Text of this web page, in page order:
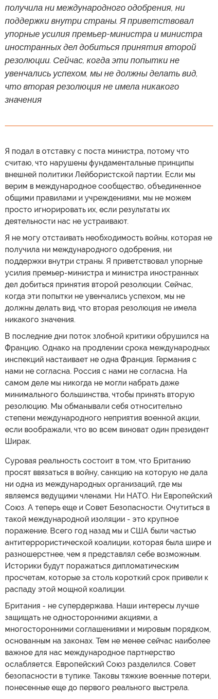
получила ни международного одобрения, ни
поддержки внутри страны. Я приветствовал
упорные усилия премьер-министра и министра
иностранных дел добиться принятия второй
резолюции. Сейчас, когда эти попытки не
увенчались успехом, мы не должны делать вид,
что вторая резолюция не имела никакого
значения
Я подал в отставку с поста министра, потому что
считаю, что нарушены фундаментальные принципы
внешней политики Лейбористской партии. Если мы
верим в международное сообщество, объединенное
общими правилами и учреждениями, мы не можем
просто игнорировать их, если результаты их
деятельности нас не устраивают.
Я не могу отстаивать необходимость войны, которая не
получила ни международного одобрения, ни
поддержки внутри страны. Я приветствовал упорные
усилия премьер-министра и министра иностранных
дел добиться принятия второй резолюции. Сейчас,
когда эти попытки не увенчались успехом, мы не
должны делать вид, что вторая резолюция не имела
никакого значения.
В последние дни поток злобной критики обрушился на
Францию. Однако на продлении срока международных
инспекций настаивает не одна Франция. Германия с
нами не согласна. Россия с нами не согласна. На
самом деле мы никогда не могли набрать даже
минимального большинства, чтобы принять вторую
резолюцию. Мы обманывали себя относительно
степени международного неприятия военной акции,
если воображали, что во всем виноват один президент
Ширак.
Суровая реальность состоит в том, что Британию
просят ввязаться в войну, санкцию на которую не дала
ни одна из международных организаций, где мы
являемся ведущими членами. Ни НАТО. Ни Европейский
Союз. А теперь еще и Совет Безопасности. Очутиться в
такой международной изоляции - это крупное
поражение. Всего год назад мы и США были частью
антитеррористической коалиции, которая была шире и
разношерстнее, чем я представлял себе возможным.
Историки будут поражаться дипломатическим
просчетам, которые за столь короткий срок привели к
распаду этой мощной коалиции.
Британия - не супердержава. Наши интересы лучше
защищать не односторонними акциями, а
многосторонними соглашениями и мировым порядком,
основанным на законах. Тем не менее сейчас наиболее
важное для нас международное партнерство
ослабляется. Европейский Союз разделился. Совет
безопасности в тупике. Таковы тяжкие военные потери,
понесенные еще до первого реального выстрела.